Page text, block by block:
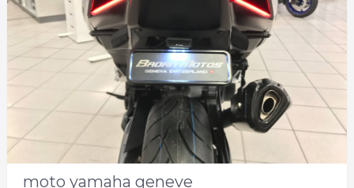
moto yamaha geneve